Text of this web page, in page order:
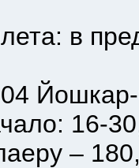
в
16-30,
– 180, в